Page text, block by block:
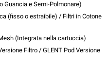
Guancia e Semi-Polmonare)
(fisso o estraibile) / Filtri in Cotone
(Integrata nella cartuccia)
Filtro / GLENT Pod Versione